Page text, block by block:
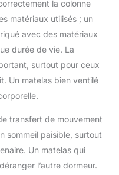
plusieurs couches de mousse
de haute qualité, avec une
construction multicouche qui se
moule à votre corps comme un
soutien, pour que vous et votre
famille soyez toujours le plus à
l'aise possible.
la colonne
matériaux utilisés ; un
avec des matériaux
durée de vie. La
surtout pour ceux
Un matelas bien ventilé
transfert de mouvement
sommeil paisible, surtout
Un matelas qui
l’autre dormeur.